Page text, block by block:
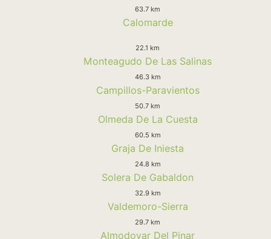
63.7 km
Calomarde
22.1 km
Monteagudo De Las Salinas
46.3 km
Campillos-Paravientos
50.7 km
Olmeda De La Cuesta
60.5 km
Graja De Iniesta
24.8 km
Solera De Gabaldon
32.9 km
Valdemoro-Sierra
29.7 km
Almodovar Del Pinar